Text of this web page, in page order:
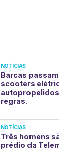
NOTÍCIAS
Barcas
scooters
regras.
NOTÍCIAS
Três homens
prédio da